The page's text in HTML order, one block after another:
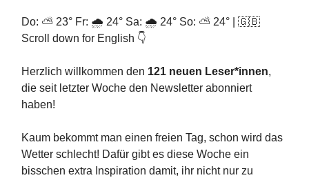
Do: ⛅ 23° Fr: 🌧️ 24° Sa: 🌧️ 24° So: ⛅ 24° | 🇬🇧
Scroll down for English 👇
Herzlich willkommen den 121 neuen Leser*innen,
die seit letzter Woche den Newsletter abonniert
haben!
Kaum bekommt man einen freien Tag, schon wird das
Wetter schlecht! Dafür gibt es diese Woche ein
bisschen extra Inspiration damit, ihr nicht nur zu